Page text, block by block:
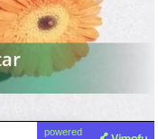
powered